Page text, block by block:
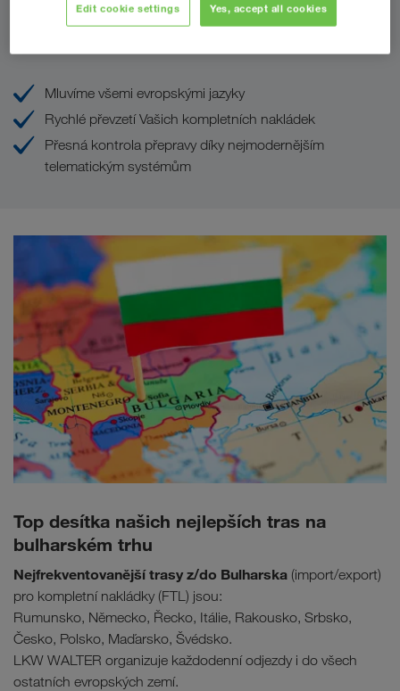
Mluvíme všemi evropskými jazyky
Rychlé převzetí Vašich kompletních nakládek
Přesná kontrola přepravy díky nejmodernějším
telematickým systémům
Top desítka našich nejlepších tras na
bulharském trhu
Nejfrekventovanější trasy z/do Bulharska (import/export)
pro kompletní nakládky (FTL) jsou:
Rumunsko, Německo, Řecko, Itálie, Rakousko, Srbsko,
Česko, Polsko, Maďarsko, Švédsko.
LKW WALTER organizuje každodenní odjezdy i do všech
ostatních evropských zemí.
Edit cookie settings Yes, accept all cookies